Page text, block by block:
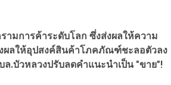
ามการค้าระดับโลก ซึ่งส่งผลให้ความ
งผลให้อุปสงค์สินค้าโภคภัณฑ์ชะลอตัวลง
.บัวหลวงปรับลดคำแนะนำเป็น "ขาย"!